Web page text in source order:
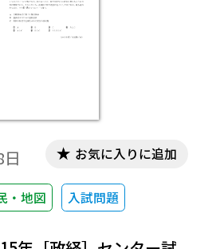
・地図 入試問題
お気に入りに追加